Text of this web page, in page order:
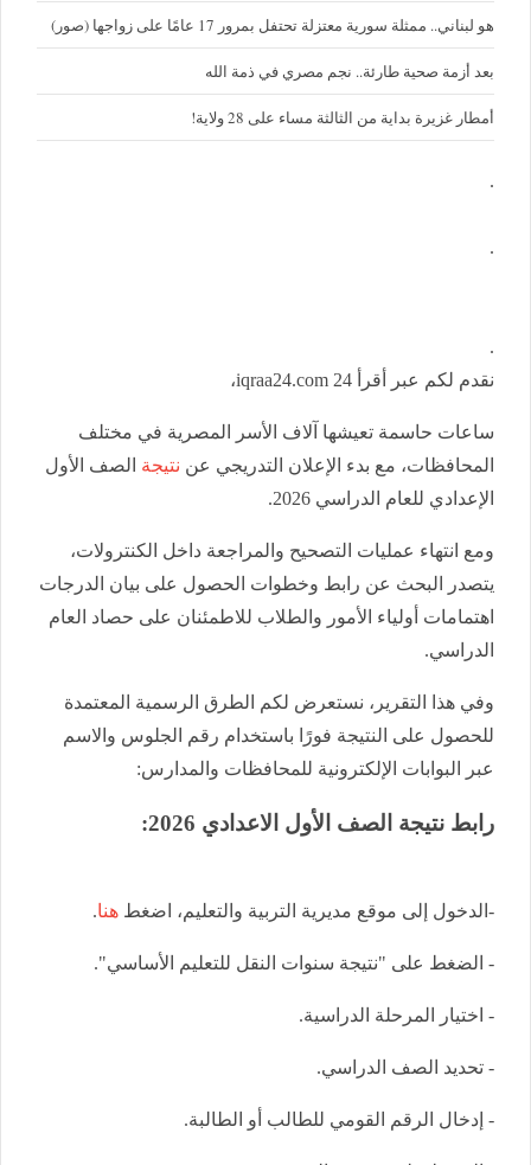
هو لبناني.. ممثلة سورية معتزلة تحتفل بمرور 17 عامًا على زواجها (صور)
بعد أزمة صحية طارئة.. نجم مصري في ذمة الله
أمطار غزيرة بداية من الثالثة مساء على 28 ولاية!
.
.
.
نقدم لكم عبر أقرأ 24 iqraa24.com،
ساعات حاسمة تعيشها آلاف الأسر المصرية في مختلف
المحافظات، مع بدء الإعلان التدريجي عن نتيجة الصف الأول
الإعدادي للعام الدراسي 2026.
ومع انتهاء عمليات التصحيح والمراجعة داخل الكنترولات،
يتصدر البحث عن رابط وخطوات الحصول على بيان الدرجات
اهتمامات أولياء الأمور والطلاب للاطمئنان على حصاد العام
الدراسي.
وفي هذا التقرير، نستعرض لكم الطرق الرسمية المعتمدة
للحصول على النتيجة فورًا باستخدام رقم الجلوس والاسم
عبر البوابات الإلكترونية للمحافظات والمدارس:
رابط نتيجة الصف الأول الاعدادي 2026:
-الدخول إلى موقع مديرية التربية والتعليم، اضغط هنا.
- الضغط على "نتيجة سنوات النقل للتعليم الأساسي".
- اختيار المرحلة الدراسية.
- تحديد الصف الدراسي.
- إدخال الرقم القومي للطالب أو الطالبة.